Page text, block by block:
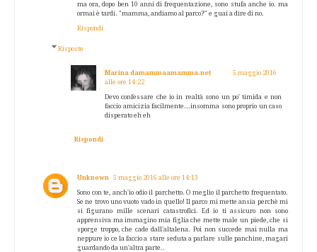
ma ora, dopo ben 10 anni di frequentazione, sono stufa anche io. ma
ormai è tardi. "mamma, andiamo al parco?" e guai a dire di no.
Rispondi
Risposte
Marina damammaamamma.net
5 maggio 2016
alle ore 14:22
Devo confessare che io in realtà sono un po' timida e non
faccio amicizia facilmente...insomma sono proprio un caso
disperato eh eh
Rispondi
Unknown 5 maggio 2016 alle ore 14:13
Sono con te, anch'io odio il parchetto. O meglio il parchetto frequentato.
Se ne trovo uno vuoto vado in quello! Il parco mi mette ansia perchè mi
si figurano mille scenari catastrofici. Ed io ti assicuro non sono
apprensiva ma immagino mia figlia che mette male un piede, che si
sporge troppo, che cade dall'altalena. Poi non succede mai nulla ma
neppure io ce la faccio a stare seduta a parlare sulle panchine, magari
guardando da un'altra parte..